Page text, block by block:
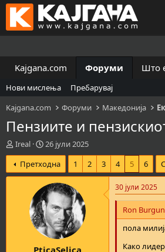
Kajgana.com Форуми Што
Нови мислења
Пребарувај
Kajgana.com
Форуми Македонија
Пензиите и
К
р
е
а
Ireal
В
р
е
м
е
н
а
з
а
п
о
26 јули 2025
Претходна
1 2 3 4 5 6
PticaSelica
30 јули 2025
Ron
пола
Како